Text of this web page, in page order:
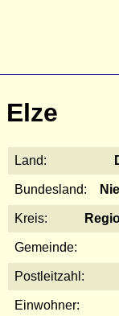
Elze
Land:
Bundesland:
Kreis:
Gemeinde:
Postleitzahl:
Einwohner: